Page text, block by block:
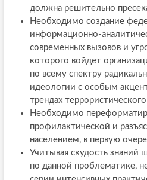
должна решительно
Необходимо создание
информационно-
современных вызовов и
которого войдет
по всему спектру
идеологии с особым
трендах террористического
Необходимо
профилактической и
населением, в первую
Учитывая скудость знаний
по данной проблематике,